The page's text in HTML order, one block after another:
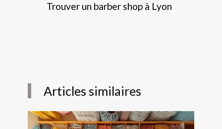
Trouver un barber shop à Lyon
Articles similaires